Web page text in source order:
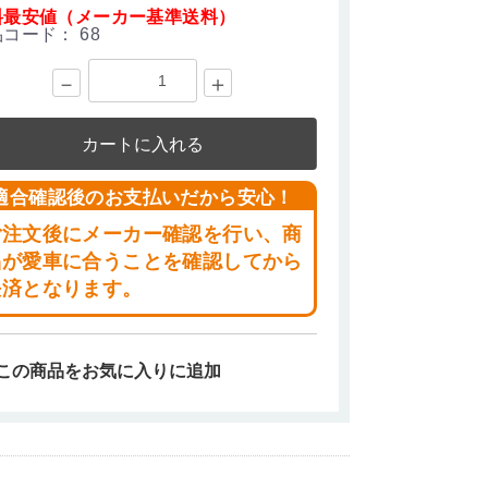
安値（メーカー基準送料）
コード：68
－ ＋
カートに入れる
合確認後のお支払いだから安心！
文後にメーカー確認を行い、商
愛車に合うことを確認してから
となります。
の商品をお気に入りに追加